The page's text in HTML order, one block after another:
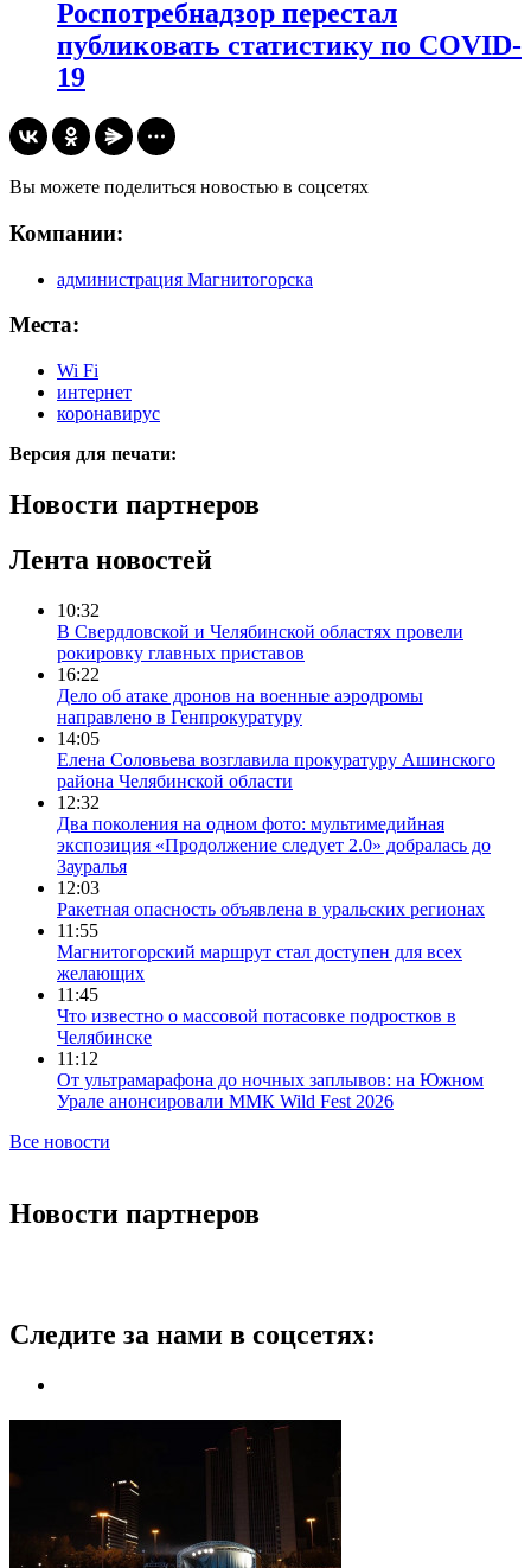
Роспотребнадзор перестал
публиковать статистику по COVID-
19
Вы можете поделиться новостью в соцсетях
Компании:
администрация Магнитогорска
Места:
Wi Fi
интернет
коронавирус
Версия для печати:
Новости партнеров
Лента новостей
10:32
В Свердловской и Челябинской областях провели
рокировку главных приставов
16:22
Дело об атаке дронов на военные аэродромы
направлено в Генпрокуратуру
14:05
Елена Соловьева возглавила прокуратуру Ашинского
района Челябинской области
12:32
Два поколения на одном фото: мультимедийная
экспозиция «Продолжение следует 2.0» добралась до
Зауралья
12:03
Ракетная опасность объявлена в уральских регионах
11:55
Магнитогорский маршрут стал доступен для всех
желающих
11:45
Что известно о массовой потасовке подростков в
Челябинске
11:12
От ультрамарафона до ночных заплывов: на Южном
Урале анонсировали ММК Wild Fest 2026
Все новости
Новости партнеров
Следите за нами в соцсетях: